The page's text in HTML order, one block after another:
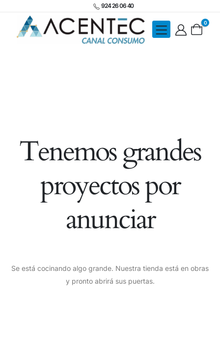
924 26 06 40
0
Tenemos grandes
proyectos por
anunciar
Se está cocinando algo grande. Nuestra tienda está en obras
y pronto abrirá sus puertas.